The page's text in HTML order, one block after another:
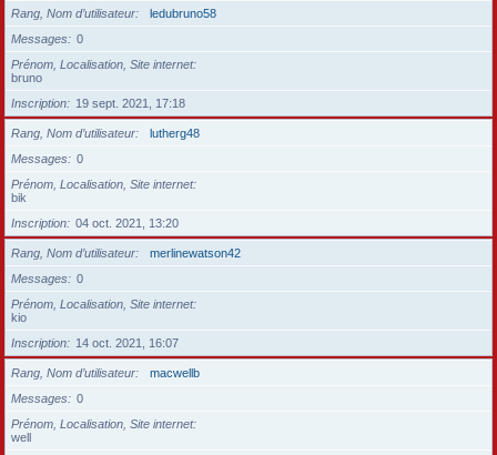
Rang, Nom d’utilisateur
ledubruno58
Messages
0
Prénom, Localisation, Site internet
bruno
Inscription
19 sept. 2021, 17:18
Rang, Nom d’utilisateur
lutherg48
Messages
0
Prénom, Localisation, Site internet
bik
Inscription
04 oct. 2021, 13:20
Rang, Nom d’utilisateur
merlinewatson42
Messages
0
Prénom, Localisation, Site internet
kio
Inscription
14 oct. 2021, 16:07
Rang, Nom d’utilisateur
macwellb
Messages
0
Prénom, Localisation, Site internet
well